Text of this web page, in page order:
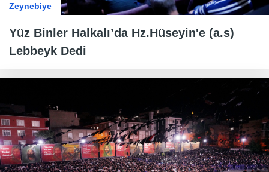
Zeynebiye
Yüz Binler Halkalı’da Hz.Hüseyin'e (a.s)
Lebbeyk Dedi